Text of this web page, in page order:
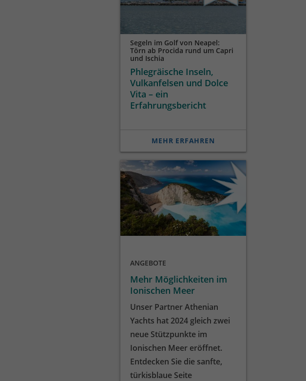
Segeln im Golf von Neapel:
Törn ab Procida rund um Capri
und Ischia
Phlegräische Inseln,
Vulkanfelsen und Dolce
Vita – ein
Erfahrungsbericht
MEHR ERFAHREN
ANGEBOTE
Mehr Möglichkeiten im
Ionischen Meer
Unser Partner Athenian
Yachts hat 2024 gleich zwei
neue Stützpunkte im
Ionischen Meer eröffnet.
Entdecken Sie die sanfte,
türkisblaue Seite